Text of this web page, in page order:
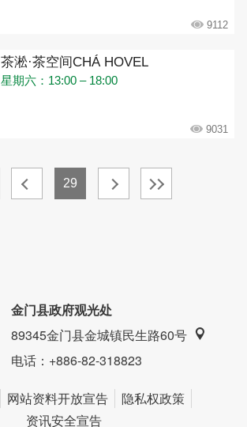
9112
茶淞·茶空间CHÁ HOVEL
星期六：13:00 – 18:00
9031
29
金门县政府观光处
89345金门县金城镇民生路60号
电话：+886-82-318823
网站资料开放宣告
隐私权政策
资讯安全宣告